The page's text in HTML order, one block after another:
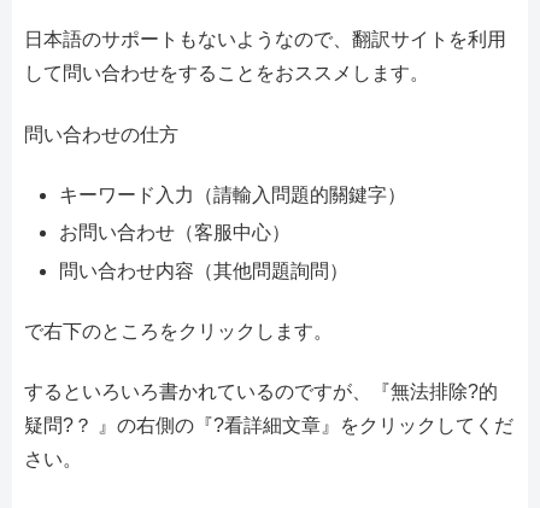
日本語のサポートもないようなので、翻訳サイトを利用
して問い合わせをすることをおススメします。
問い合わせの仕方
キーワード入力（請輸入問題的關鍵字）
お問い合わせ（客服中心）
問い合わせ内容（其他問題詢問）
で右下のところをクリックします。
するといろいろ書かれているのですが、『無法排除?的
疑問?？ 』の右側の『?看詳細文章』をクリックしてくだ
さい。